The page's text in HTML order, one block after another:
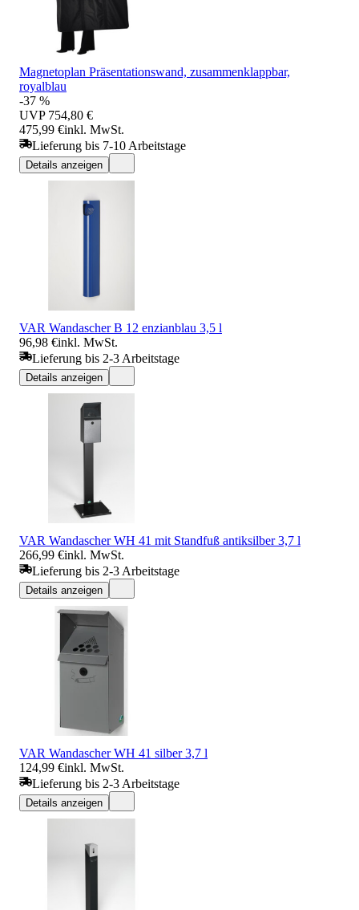
Magnetoplan Präsentationswand, zusammenklappbar,
royalblau
-37 %
UVP 754,80 €
475,99 €inkl. MwSt.
Lieferung bis 7-10 Arbeitstage
Details anzeigen
VAR Wandascher B 12 enzianblau 3,5 l
96,98 €inkl. MwSt.
Lieferung bis 2-3 Arbeitstage
Details anzeigen
VAR Wandascher WH 41 mit Standfuß antiksilber 3,7 l
266,99 €inkl. MwSt.
Lieferung bis 2-3 Arbeitstage
Details anzeigen
VAR Wandascher WH 41 silber 3,7 l
124,99 €inkl. MwSt.
Lieferung bis 2-3 Arbeitstage
Details anzeigen